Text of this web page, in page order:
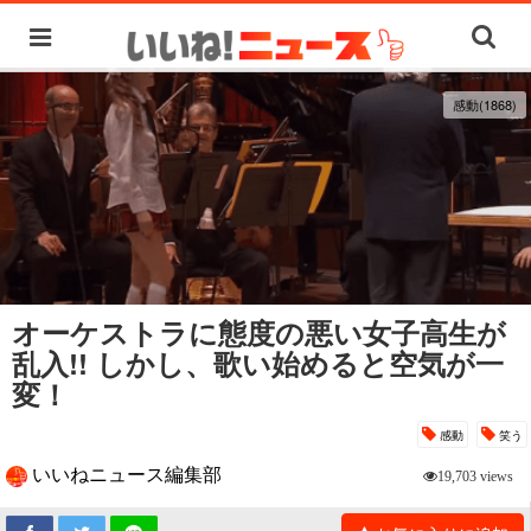
感動(1868)
オーケストラに態度の悪い女子高生が
乱入!! しかし、歌い始めると空気が一
変！
感動 笑う
いいねニュース編集部 19,703 views